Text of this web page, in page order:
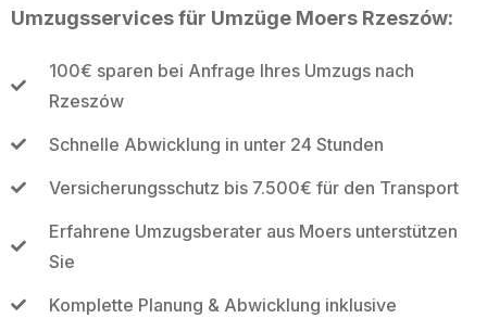
Umzugsservices für Umzüge Moers Rzeszów:
100€ sparen bei Anfrage Ihres Umzugs nach
Rzeszów
Schnelle Abwicklung in unter 24 Stunden
Versicherungsschutz bis 7.500€ für den Transport
Erfahrene Umzugsberater aus Moers unterstützen
Sie
Komplette Planung & Abwicklung inklusive